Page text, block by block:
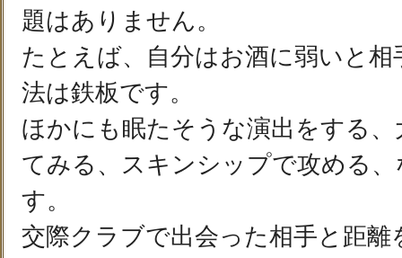
題はありません。
たとえば、自分はお酒に弱いと
法は鉄板です。
ほかにも眠たそうな演出をする
てみる、スキンシップで攻める
す。
交際クラブで出会った相手と距